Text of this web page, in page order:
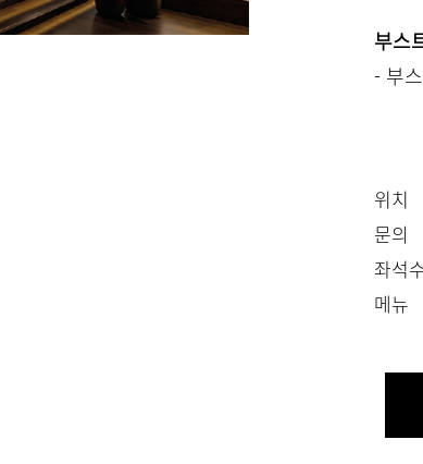
부스
- 부
위치
문의
좌석
메뉴